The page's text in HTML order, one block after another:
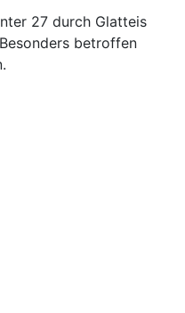
27 durch Glatteis
betroffen